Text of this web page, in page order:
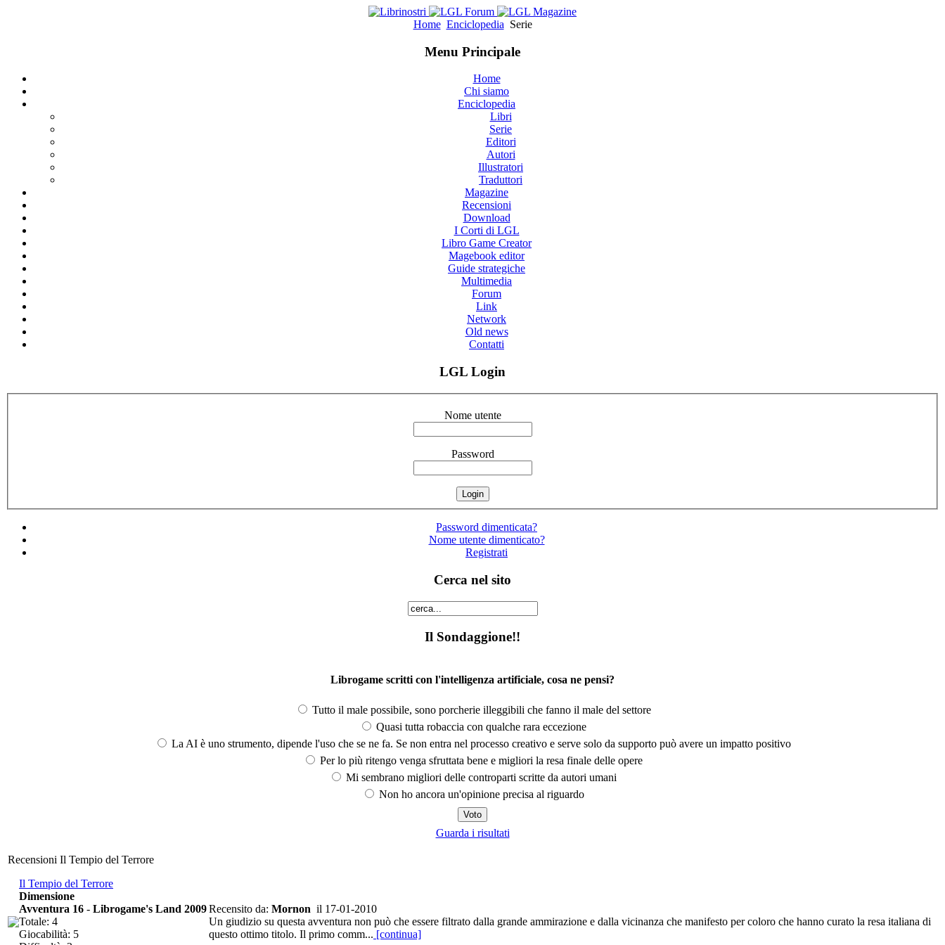
Home Enciclopedia Serie
Menu Principale
Home
Chi siamo
Enciclopedia
Libri
Serie
Editori
Autori
Illustratori
Traduttori
Magazine
Recensioni
Download
I Corti di LGL
Libro Game Creator
Magebook editor
Guide strategiche
Multimedia
Forum
Link
Network
Old news
Contatti
LGL Login
Nome utente
Password
Password dimenticata?
Nome utente dimenticato?
Registrati
Cerca nel sito
Il Sondaggione!!
Librogame scritti con l'intelligenza artificiale, cosa ne pensi?
Tutto il male possibile, sono porcherie illeggibili che fanno il male del settore
Quasi tutta robaccia con qualche rara eccezione
La AI è uno strumento, dipende l'uso che se ne fa. Se non entra nel processo creativo e serve solo da supporto può avere un impatto positivo
Per lo più ritengo venga sfruttata bene e migliori la resa finale delle opere
Mi sembrano migliori delle controparti scritte da autori umani
Non ho ancora un'opinione precisa al riguardo
Guarda i risultati
Recensioni Il Tempio del Terrore
Il Tempio del Terrore
Recensito da: Mornon il 17-01-2010
Un giudizio su questa avventura non può che essere filtrato dalla grande ammirazione e dalla vicinanza che manifesto per coloro che hanno curato la resa italiana di
questo ottimo titolo. Il primo comm... [continua]
Dimensione
Avventura 16 - Librogame's Land 2009
Totale: 4
Giocabilità: 5